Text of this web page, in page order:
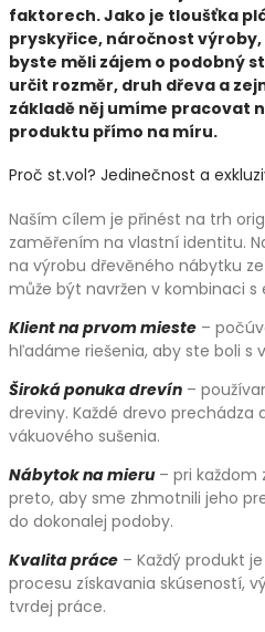
faktorech. Jako je tloušťka
pryskyřice, náročnost
byste měli zájem o podobný
určit rozměr, druh dřeva a
základě něj umíme pracovat
produktu přímo na míru.
Proč st.vol? Jedinečnost a
Naším cílem je přinést na trh
zaměřením na vlastní identitu.
na výrobu dřevěného nábytku
může být navržen v kombinaci s
Klient na prvom mieste –
hľadáme riešenia, aby ste boli s
Široká ponuka drevín –
dreviny. Každé drevo
vákuového sušenia.
Nábytok na mieru– pri každom
preto, aby sme zhmotnili jeho
do dokonalej podoby.
Kvalita práce – Každý produkt
procesu získavania skúseností,
tvrdej práce.